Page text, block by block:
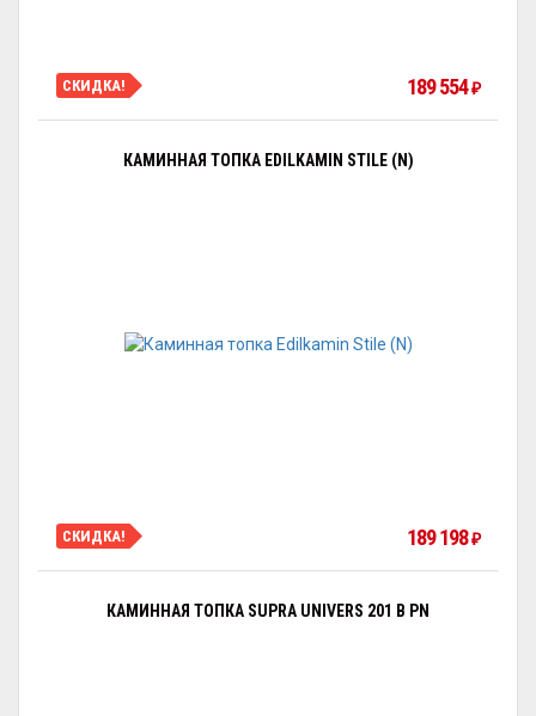
СКИДКА! 189 554₽
КАМИННАЯ ТОПКА EDILKAMIN STILE (N)
СКИДКА! 189 198₽
КАМИННАЯ ТОПКА SUPRA UNIVERS 201 B PN